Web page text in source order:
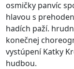
osmičky panvíc
hlavou s
hadích paží.
konečnej
vystúpení Katky
hudbou.